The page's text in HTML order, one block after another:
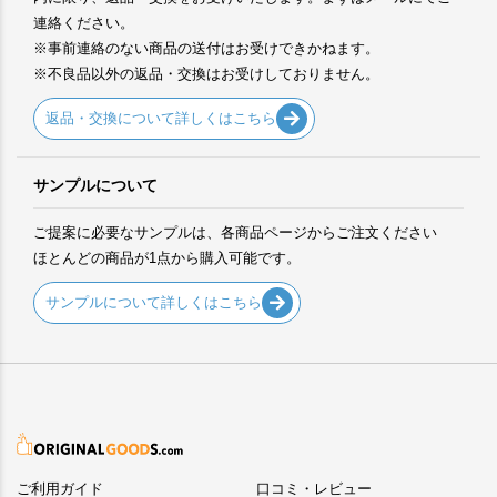
連絡ください。
※事前連絡のない商品の送付はお受けできかねます。
※不良品以外の返品・交換はお受けしておりません。
返品・交換について詳しくはこちら
サンプルについて
ご提案に必要なサンプルは、各商品ページからご注文ください
ほとんどの商品が1点から購入可能です。
サンプルについて詳しくはこちら
ご利用ガイド
口コミ・レビュー